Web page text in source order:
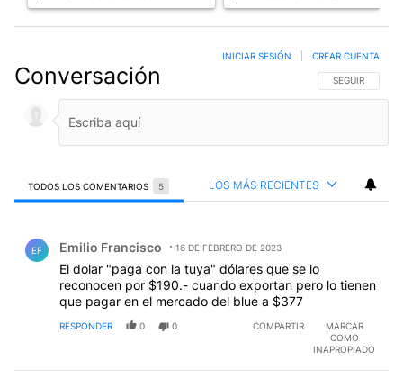
Conversación SIGA ESTA
SEGUIR
INICIAR SESIÓN CREAR CUENTA
TODOS LOS COMENTARIOS 5 LOS MÁS RECIENTES
EF Emilio Francisco 16 DE FEBRERO DE 2023
El dolar "paga con la tuya" dólares que se lo
reconocen por $190.- cuando exportan pero lo tienen
que pagar en el mercado del blue a $377
RESPONDER 0 0 COMPARTIR
MARCAR
COMO
INAPROPIADO